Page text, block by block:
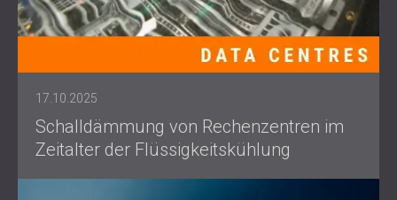
17.10.2025
Schalldämmung von Rechenzentren im
Zeitalter der Flüssigkeitskühlung